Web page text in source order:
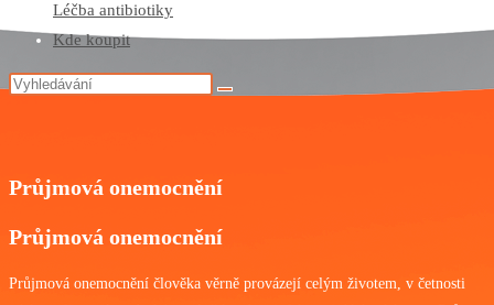
Léčba antibiotiky
Kde koupit
Průjmová onemocnění
Průjmová onemocnění
Průjmová onemocnění člověka věrně provázejí celým životem, v četnosti